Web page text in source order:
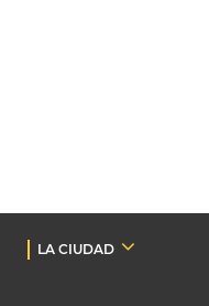
LA CIUDAD